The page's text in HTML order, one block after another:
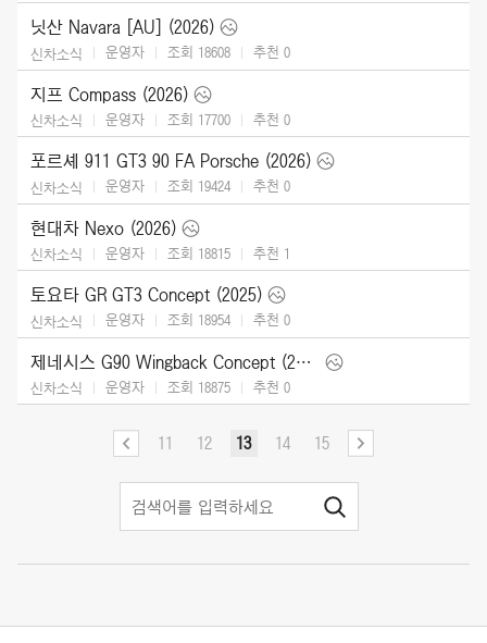
닛산 Navara [AU] (2026)
신차소식 운영자 조회 18608 추천 0
지프 Compass (2026)
신차소식 운영자 조회 17700 추천 0
포르셰 911 GT3 90 FA Porsche (2026)
신차소식 운영자 조회 19424 추천 0
현대차 Nexo (2026)
신차소식 운영자 조회 18815 추천 1
토요타 GR GT3 Concept (2025)
신차소식 운영자 조회 18954 추천 0
제네시스 G90 Wingback Concept (2025)
신차소식 운영자 조회 18875 추천 0
11 12 13 14 15